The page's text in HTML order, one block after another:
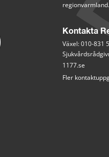
Kontakta
Växel: 010-831
1177.se
Fler